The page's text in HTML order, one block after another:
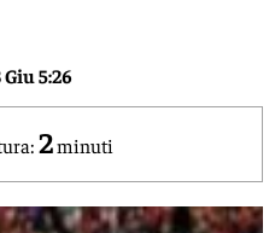
Giu 5:26
2minuti